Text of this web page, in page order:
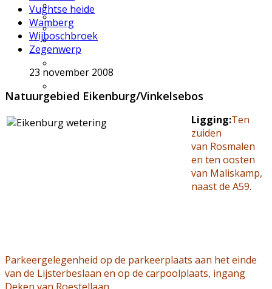
Excursie aanvragen
Lid worden en meedoen?
Meldpunt Natuur
Route naar 't Wikveld
Empel
Zuid
Vughtse heide
Wamberg
Wijboschbroek
Zegenwerp
23 november 2008
Natuurgebied Eikenburg/Vinkelsebos
Ligging:Ten
zuiden
van Rosmalen
en ten oosten
van Maliskamp,
naast de A59.
Parkeergelegenheid op de parkeerplaats aan het einde
van de Lijsterbeslaan en op de carpoolplaats, ingang